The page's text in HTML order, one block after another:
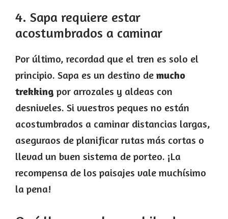
4. Sapa requiere estar
acostumbrados a caminar
Por último, recordad que el tren es solo el
principio. Sapa es un destino de mucho
trekking por arrozales y aldeas con
desniveles. Si vuestros peques no están
acostumbrados a caminar distancias largas,
aseguraos de planificar rutas más cortas o
llevad un buen sistema de porteo. ¡La
recompensa de los paisajes vale muchísimo
la pena!